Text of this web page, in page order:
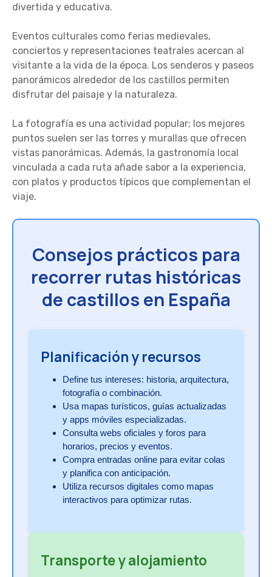
divertida y educativa.
Eventos culturales como ferias medievales,
conciertos y representaciones teatrales acercan al
visitante a la vida de la época. Los senderos y paseos
panorámicos alrededor de los castillos permiten
disfrutar del paisaje y la naturaleza.
La fotografía es una actividad popular; los mejores
puntos suelen ser las torres y murallas que ofrecen
vistas panorámicas. Además, la gastronomía local
vinculada a cada ruta añade sabor a la experiencia,
con platos y productos típicos que complementan el
viaje.
Consejos prácticos para
recorrer rutas históricas
de castillos en España
Planificación y recursos
Define tus intereses: historia, arquitectura,
fotografía o combinación.
Usa mapas turísticos, guías actualizadas
y apps móviles especializadas.
Consulta webs oficiales y foros para
horarios, precios y eventos.
Compra entradas online para evitar colas
y planifica con anticipación.
Utiliza recursos digitales como mapas
interactivos para optimizar rutas.
Transporte y alojamiento